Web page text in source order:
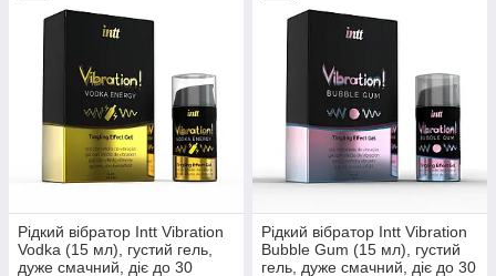
Рідкий вібратор Intt Vibration
Vodka (15 мл), густий гель,
дуже смачний, діє до 30
Рідкий вібратор Intt Vibration
Bubble Gum (15 мл), густий
гель, дуже смачний, діє до 30